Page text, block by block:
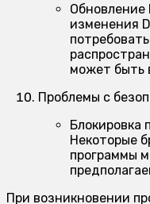
Обновление
изменения
может быть
Проблемы с
Блокировка
Некоторые
программы
При возникновении